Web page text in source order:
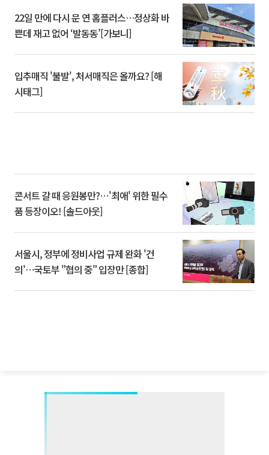
22일 만에 다시 문 연 홈플러스…정상화 바
쁜데 재고 없어 ‘발동동’[가보니]
입추매직 '불발', 처서매직은 올까요? [해
시태그]
콘서트 갈 때 응원봉만?⋯'최애' 위한 필수
품 등장이오! [솔드아웃]
서울시, 정부에 정비사업 규제 완화 '건
의'⋯국토부 "협의 중" 입장만 [종합]